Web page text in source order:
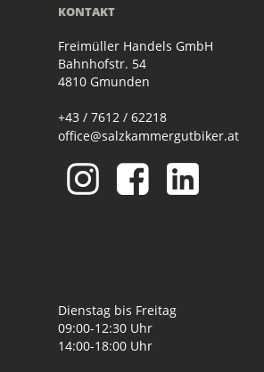
KONTAKT
Freimüller Handels GmbH
Bahnhofstr. 54
4810 Gmunden
+43 / 7612 / 62218
office@salzkammergutbiker.at
Dienstag bis Freitag
09:00-12:30 Uhr
14:00-18:00 Uhr